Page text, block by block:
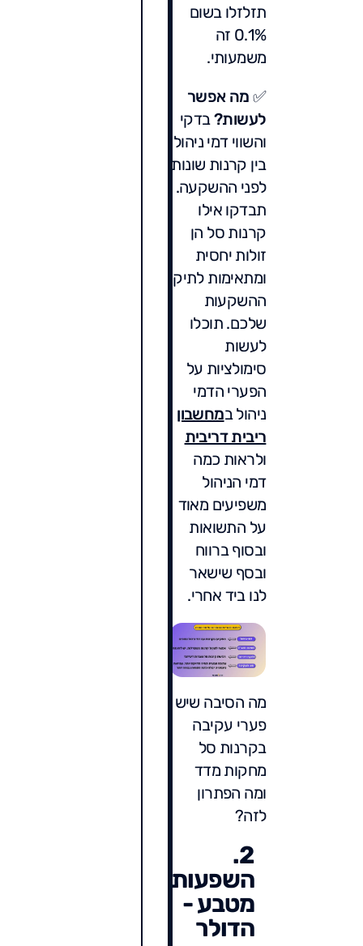
תזלזלו בשום
0.1% זה
משמעותי.
✅ מה אפשר
לעשות?בדקי
והשווי דמי ניהול
בין קרנות שונות
לפני ההשקעה.
תבדקו אילו
קרנות סל הן
זולות יחסית
ומתאימות לתיק
ההשקעות
שלכם. תוכלו
לעשות
סימולציות על
הפערי הדמי
ניהול במחשבון
ריבית דריבית
ולראות כמה
דמי הניהול
משפיעים מאוד
על התשואות
ובסוף ברווח
ובסף שישאר
לנו ביד אחרי.
מה הסיבה שיש
פערי עקיבה
בקרנות סל
מחקות מדד
ומה הפתרון
לזה?
2.
השפעות
מטבע -
הדולר